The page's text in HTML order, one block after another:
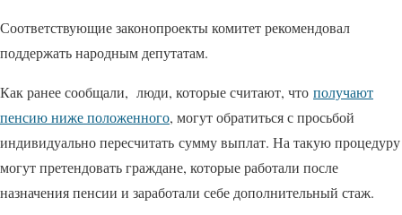
Соответствующие законопроекты комитет рекомендовал
поддержать народным депутатам.
Как ранее сообщали, люди, которые считают, что получают
пенсию ниже положенного, могут обратиться с просьбой
индивидуально пересчитать сумму выплат. На такую процедуру
могут претендовать граждане, которые работали после
назначения пенсии и заработали себе дополнительный стаж.